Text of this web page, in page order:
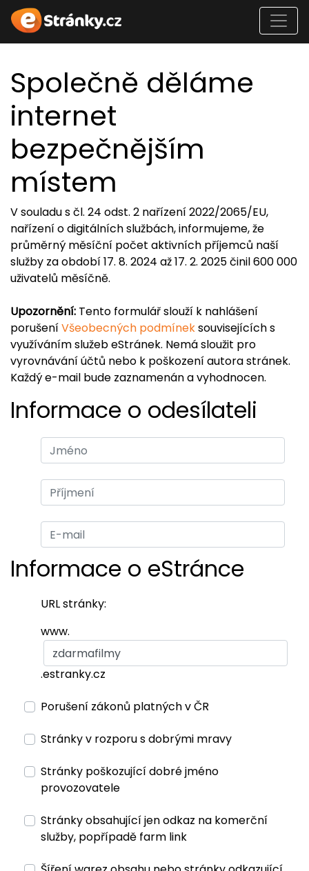
Společně děláme
internet
bezpečnějším
místem
V souladu s čl. 24 odst. 2 nařízení 2022/2065/EU,
nařízení o digitálních službách, informujeme, že
průměrný měsíční počet aktivních příjemců naší
služby za období 17. 8. 2024 až 17. 2. 2025 činil 600 000
uživatelů měsíčně.
Upozornění: Tento formulář slouží k nahlášení
porušeníVšeobecných podmíneksouvisejících s
využíváním služeb eStránek. Nemá sloužit pro
vyrovnávání účtů nebo k poškození autora stránek.
Každý e-mail bude zaznamenán a vyhodnocen.
Informace o odesílateli
Informace o eStránce
URL stránky:
www.
.estranky.cz
Porušení zákonů platných v ČR
Stránky v rozporu s dobrými mravy
Stránky poškozující dobré jméno
provozovatele
Stránky obsahující jen odkaz na komerční
služby, popřípadě farm link